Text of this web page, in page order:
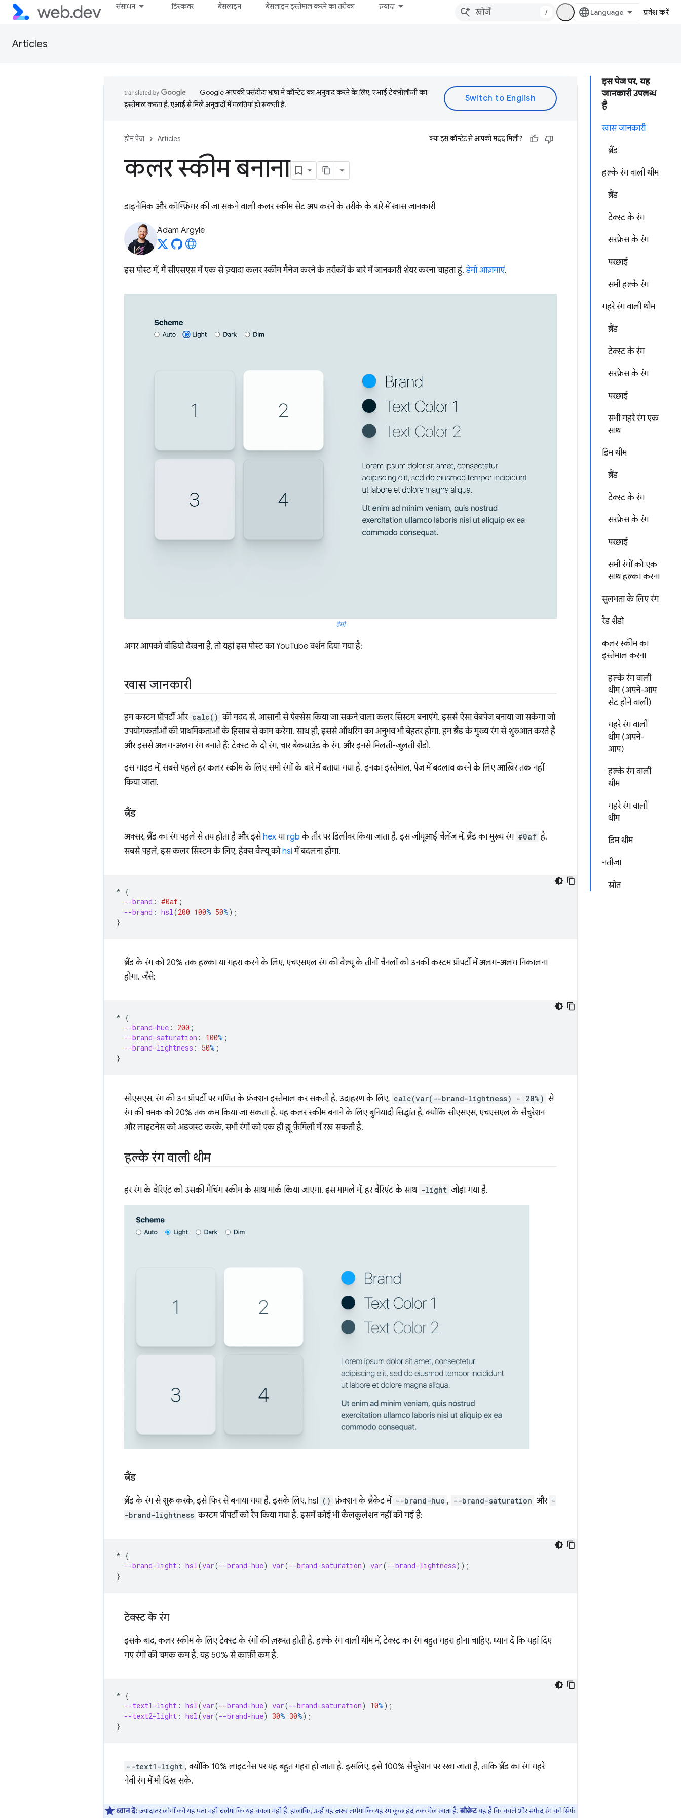
संसाधन डिस्कवर बेसलाइन बेसलाइन इस्तेमाल करने का तरीका ज़्यादा
/ प्रवेश करें
Articles
इस पेज पर, यह
जानकारी उपलब्ध
है
खास जानकारी
ब्रैंड
हल्के रंग वाली थीम
ब्रैंड
टेक्स्ट के रंग
सरफ़ेस के रंग
परछाई
सभी हल्के रंग
गहरे रंग वाली थीम
ब्रैंड
टेक्स्ट के रंग
सरफ़ेस के रंग
परछाई
सभी गहरे रंग एक
साथ
डिम थीम
ब्रैंड
टेक्स्ट के रंग
सरफ़ेस के रंग
परछाई
सभी रंगों को एक
साथ हल्का करना
सुलभता के लिए रंग
रैड शैडो
कलर स्कीम का
इस्तेमाल करना
हल्के रंग वाली
थीम (अपने-आप
सेट होने वाली)
गहरे रंग वाली
थीम (अपने-
आप)
हल्के रंग वाली
थीम
गहरे रंग वाली
थीम
डिम थीम
नतीजा
स्रोत
Google आपकी पसंदीदा भाषा में कॉन्टेंट का अनुवाद करने के लिए, एआई टेक्नोलॉजी का
इस्तेमाल करता है. एआई से मिले अनुवादों में गलतियां हो सकती हैं.
होम पेज Articles क्या इस कॉन्टेंट से आपको मदद मिली?
कलर स्कीम बनाना
डाइनैमिक और कॉन्फ़िगर की जा सकने वाली कलर स्कीम सेट अप करने के तरीके के बारे में खास जानकारी
Adam Argyle
इस पोस्ट में, मैं सीएसएस में एक से ज़्यादा कलर स्कीम मैनेज करने के तरीकों के बारे में जानकारी शेयर करना चाहता हूं.डेमो आज़माएं.
डेमो
अगर आपको वीडियो देखना है, तो यहां इस पोस्ट का YouTube वर्शन दिया गया है:
खास जानकारी
हम कस्टम प्रॉपर्टी और calc() की मदद से, आसानी से ऐक्सेस किया जा सकने वाला कलर सिस्टम बनाएंगे. इससे ऐसा वेबपेज बनाया जा सकेगा जो
उपयोगकर्ताओं की प्राथमिकताओं के हिसाब से काम करेगा. साथ ही, इससे ऑथरिंग का अनुभव भी बेहतर होगा. हम ब्रैंड के मुख्य रंग से शुरुआत करते हैं
और इससे अलग-अलग रंग बनाते हैं: टेक्स्ट के दो रंग, चार बैकग्राउंड के रंग, और इनसे मिलती-जुलती शैडो.
इस गाइड में, सबसे पहले हर कलर स्कीम के लिए सभी रंगों के बारे में बताया गया है. इनका इस्तेमाल, पेज में बदलाव करने के लिए आखिर तक नहीं
किया जाता.
ब्रैंड
अक्सर, ब्रैंड का रंग पहले से तय होता है और इसेhexयाrgb के तौर पर डिलीवर किया जाता है. इस जीयूआई चैलेंज में, ब्रैंड का मुख्य रंग #0af है.
सबसे पहले, इस कलर सिस्टम के लिए, हेक्स वैल्यू कोhsl में बदलना होगा.
* {
--brand : #0af ;
--brand : hsl (200 100% 50%);
}
ब्रैंड के रंग को 20% तक हल्का या गहरा करने के लिए, एचएसएल रंग की वैल्यू के तीनों चैनलों को उनकी कस्टम प्रॉपर्टी में अलग-अलग निकालना
होगा. जैसे:
* {
--brand-hue : 200 ;
--brand-saturation : 100% ;
--brand-lightness : 50% ;
}
सीएसएस, रंग की उन प्रॉपर्टी पर गणित के फ़ंक्शन इस्तेमाल कर सकती है. उदाहरण के लिए, calc(var(--brand-lightness) - 20%) से
रंग की चमक को 20% तक कम किया जा सकता है. यह कलर स्कीम बनाने के लिए बुनियादी सिद्धांत है, क्योंकि सीएसएस, एचएसएल के सैचुरेशन
और लाइटनेस को अडजस्ट करके, सभी रंगों को एक ही ह्यू फ़ैमिली में रख सकती है.
हल्के रंग वाली थीम
हर रंग के वैरिएंट को उसकी मैचिंग स्कीम के साथ मार्क किया जाएगा. इस मामले में, हर वैरिएंट के साथ -light जोड़ा गया है.
ब्रैंड
ब्रैंड के रंग से शुरू करके, इसे फिर से बनाया गया है. इसके लिए, hsl () फ़ंक्शन के ब्रैकेट में --brand-hue , --brand-saturation और -
-brand-lightness कस्टम प्रॉपर्टी को रैप किया गया है. इसमें कोई भी कैलकुलेशन नहीं की गई है:
* {
--brand-light : hsl (var(--brand-hue) var(--brand-saturation) var(--brand-lightness));
}
टेक्स्ट के रंग
इसके बाद, कलर स्कीम के लिए टेक्स्ट के रंगों की ज़रूरत होती है. हल्के रंग वाली थीम में, टेक्स्ट का रंग बहुत गहरा होना चाहिए. ध्यान दें कि यहां दिए
गए रंगों की चमक कम है. यह 50% से काफ़ी कम है.
* {
--text1-light : hsl (var(--brand-hue) var(--brand-saturation) 10%);
--text2-light : hsl (var(--brand-hue) 30% 30%);
}
--text1-light , क्योंकि 10% लाइटनेस पर यह बहुत गहरा हो जाता है. इसलिए, इसे 100% सैचुरेशन पर रखा जाता है, ताकि ब्रैंड का रंग गहरे
नेवी रंग में भी दिख सके.
ध्यान दें:ज़्यादातर लोगों को यह पता नहीं चलेगा कि यह काला नहीं है. हालांकि, उन्हें यह ज़रूर लगेगा कि यह रंग कुछ हद तक मेल खाता है.सीक्रेटयह है कि काले और सफ़ेद रंग को सिर्फ़